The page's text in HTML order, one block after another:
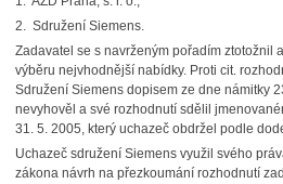
2. Sdružení Siemens.
Zadavatel se s navrženým pořadím ztotožnil
výběru nejvhodnější nabídky. Proti cit.
Sdružení Siemens dopisem ze dne námitky
nevyhověl a své rozhodnutí sdělil
31. 5. 2005, který uchazeč obdržel podle
Uchazeč sdružení Siemens využil svého
zákona návrh na přezkoumání rozhodnutí